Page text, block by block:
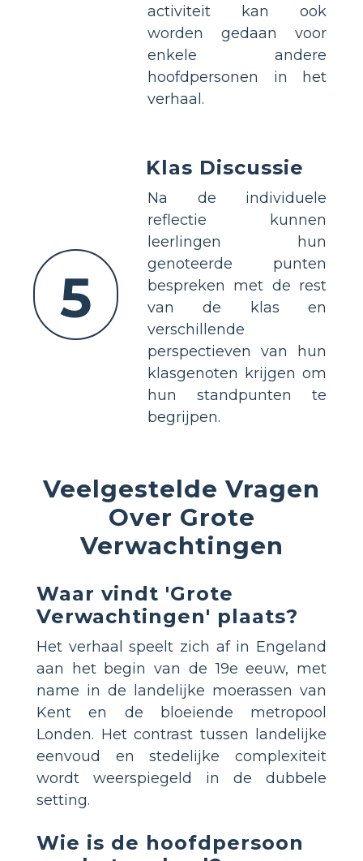
activiteit kan ook
worden gedaan voor
enkele andere
hoofdpersonen in het
verhaal.
5
Klas Discussie
Na de individuele
reflectie kunnen
leerlingen hun
genoteerde punten
bespreken met de rest
van de klas en
verschillende
perspectieven van hun
klasgenoten krijgen om
hun standpunten te
begrijpen.
Veelgestelde Vragen
Over Grote
Verwachtingen
Waar vindt 'Grote
Verwachtingen' plaats?
Het verhaal speelt zich af in Engeland
aan het begin van de 19e eeuw, met
name in de landelijke moerassen van
Kent en de bloeiende metropool
Londen. Het contrast tussen landelijke
eenvoud en stedelijke complexiteit
wordt weerspiegeld in de dubbele
setting.
Wie is de hoofdpersoon